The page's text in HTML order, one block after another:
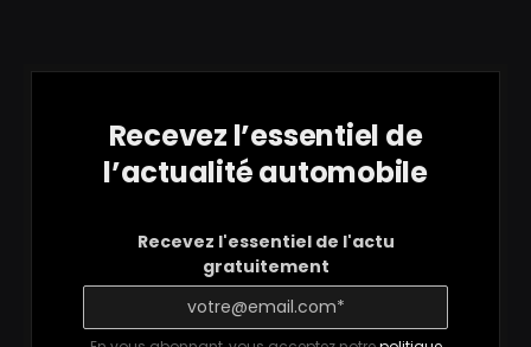
Recevez l’essentiel de
l’actualité automobile
Recevez l'essentiel de l'actu
gratuitement